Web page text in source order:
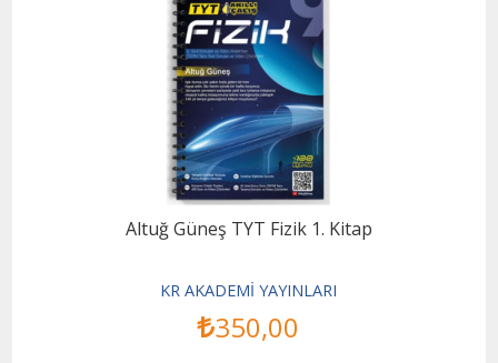
Altuğ Güneş TYT Fizik 1. Kitap
KR AKADEMİ YAYINLARI
350,00